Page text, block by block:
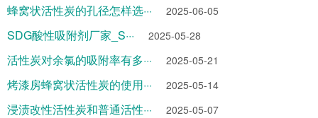
蜂窝状活性炭的孔径怎样选··· 2025-06-05
SDG酸性吸附剂厂家_S··· 2025-05-28
活性炭对余氯的吸附率有多··· 2025-05-21
烤漆房蜂窝状活性炭的使用··· 2025-05-14
浸渍改性活性炭和普通活性··· 2025-05-07